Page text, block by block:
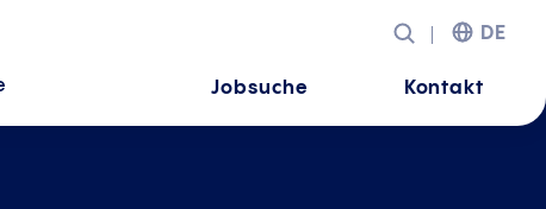
DE
Jobsuche Kontakt